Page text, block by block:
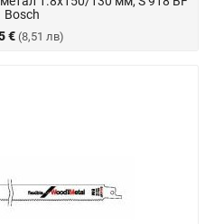
Bosch
€ (8,51 лв)